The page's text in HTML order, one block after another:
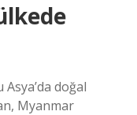
doğal
Myanmar